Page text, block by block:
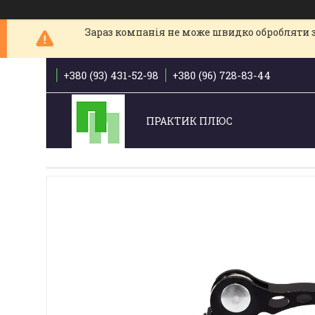
Зараз компанія не може швидко обробляти
+380 (93) 431-52-98 +380 (96) 728-83-44
ПРАКТИК ПЛЮС